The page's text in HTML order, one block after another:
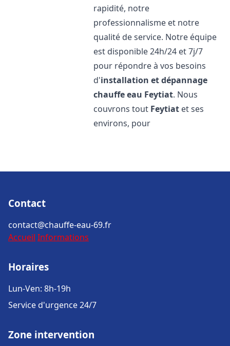
rapidité, notre
professionnalisme et notre
qualité de service. Notre équipe
est disponible 24h/24 et 7j/7
pour répondre à vos besoins
d'installation et dépannage
chauffe eau Feytiat. Nous
couvrons tout Feytiat et ses
environs, pour
Contact
contact@chauffe-eau-69.fr
Accueil Informations
Horaires
Lun-Ven: 8h-19h
Service d'urgence 24/7
Zone intervention